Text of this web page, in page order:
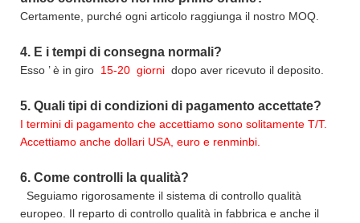
Certamente, purché ogni articolo raggiunga il nostro MOQ.
4. E i tempi di consegna normali?
Esso ’è in giro 15-20 giorni dopo aver ricevuto il deposito.
5. Quali tipi di condizioni di pagamento accettate?
I termini di pagamento che accettiamo sono solitamente T/T.
Accettiamo anche dollari USA, euro e renminbi.
6. Come controlli la qualità?
Seguiamo rigorosamente il sistema di controllo qualità
europeo. Il reparto di controllo qualità in fabbrica e anche il